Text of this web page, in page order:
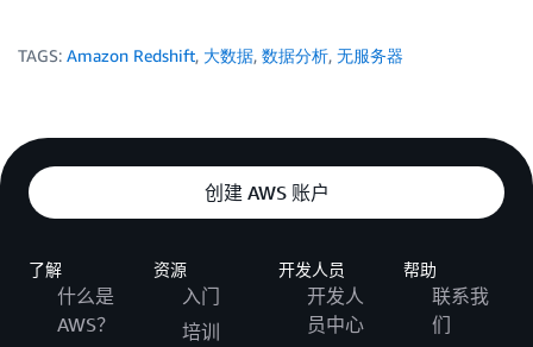
TAGS: Amazon Redshift, 大数据, 数据分析, 无服务器
创建 AWS 账户
了解
什么是
AWS？
资源
入门
培训
开发人员
开发人
员中心
帮助
联系我
们